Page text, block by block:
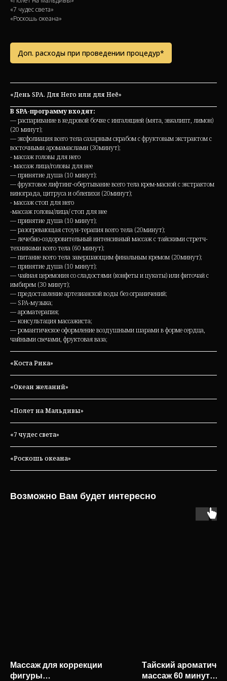
«7 чудес света»
«Роскошь океана»
Доп. расходы при проведении процедур*
«День SPA. Для Него или для Неё»
В SPA-программу входят:
— распаривание в кедровой бочке с ингаляцией (мята, эвкалипт, лимон)
(20 минут);
— эксфолиация всего тела сахарным скрабом с фруктовым экстрактом с
восточными аромамаслами (30минут);
- массаж головы для него
- массаж лица/головы для нее
— принятие душа (10 минут);
— фруктовое лифтинг-обертывание всего тела крем-маской с экстрактом
винограда, цитруса и облепихи (20минут);
- массаж стоп для него
-массаж головы/лица/ стоп для нее
— принятие душа (10 минут);
— разогревающая стоун-терапия всего тела (20минут);
— лечебно-оздоровительный интенсивный массаж с тайскими стретч-
техниками всего тела (60 минут);
— питание всего тела завершающим финальным кремом (20минут);
— принятие душа (10 минут);
— чайная церемония со сладостями (конфеты и цукаты) или фиточай с
имбирем (30 минут);
— предоставление артезианской воды без ограничений;
— SPA-музыка;
— ароматерапия;
— консультация массажиста;
— романтическое оформление воздушными шарами в форме сердца,
чайными свечами, фруктовая ваза;
«Коста Рика»
«Океан желаний»
«Полет на Мальдивы»
«7 чудес света»
«Роскошь океана»
Возможно Вам будет интересно
Массаж для коррекции
фигуры
Тайский
массаж 60 минут